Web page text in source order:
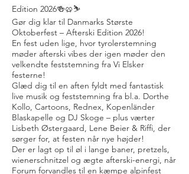
Edition 2026🍻🥨⛷️
Gør dig klar til Danmarks Største
Oktoberfest – Afterski Edition 2026!
En fest uden lige, hvor tyrolerstemning
møder afterski vibes der igen møder den
velkendte feststemning fra Vi Elsker
festerne!
Glæd dig til en aften fyldt med fantastisk
live musik og feststemning fra bl.a. Dorthe
Kollo, Cartoons, Rednex, Kopenländer
Blaskapelle og DJ Skoge – plus værter
Lisbeth Østergaard, Lene Beier & Riffi, der
sørger for, at festen når nye højder!
Der er lagt op til øl i lange baner, pretzels,
wienerschnitzel og ægte afterski-energi, når
Forum forvandles til en kæmpe alpinfest